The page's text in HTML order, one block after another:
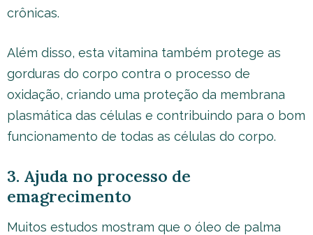
crônicas.
Além disso, esta vitamina também protege as
gorduras do corpo contra o processo de
oxidação, criando uma proteção da membrana
plasmática das células e contribuindo para o bom
funcionamento de todas as células do corpo.
3. Ajuda no processo de
emagrecimento
Muitos estudos mostram que o óleo de palma